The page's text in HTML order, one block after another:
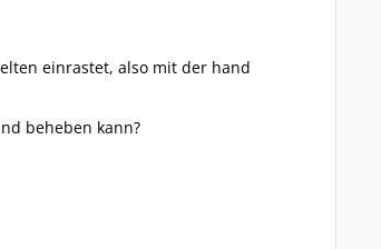
einrastet, also mit der hand
beheben kann?